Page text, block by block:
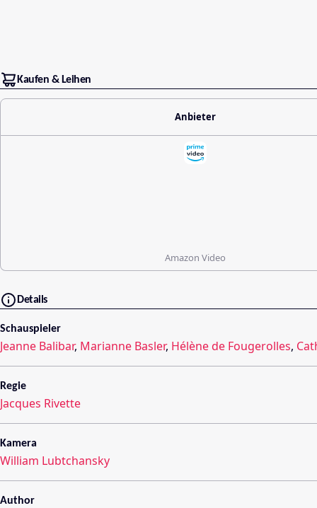
Kaufen & Leihen
Anbieter
Amazon Video
Details
Schauspieler
Jeanne Balibar, Marianne Basler, Hélène de Fougerolles,
Regie
Jacques Rivette
Kamera
William Lubtchansky
Author